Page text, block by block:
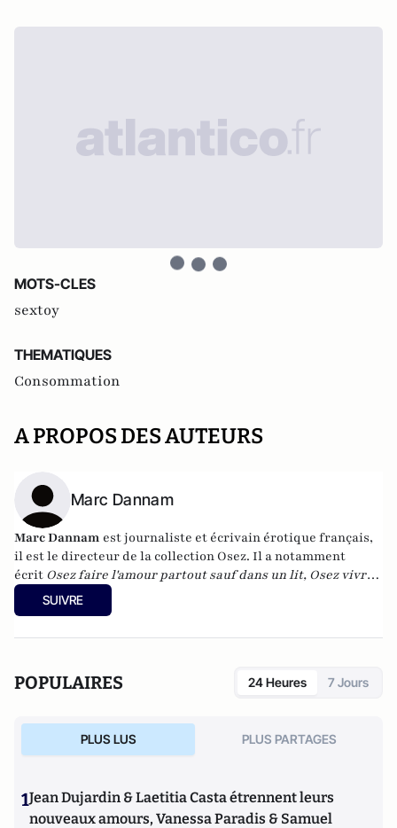
MOTS-CLES
sextoy
THEMATIQUES
Consommation
A PROPOS DES AUTEURS
Marc Dannam
Marc Dannam est journaliste et écrivain érotique français,
il est le directeur de la collection Osez. Il a notamment
écrit Osez faire l'amour partout sauf dans un lit, Osez vivre
nu, Osez faire l'amour à 2,3,4,
SUIVRE
POPULAIRES 24 Heures 7 Jours
PLUS LUS PLUS PARTAGES
1Jean Dujardin & Laetitia Casta étrennent leurs
nouveaux amours, Vanessa Paradis & Samuel